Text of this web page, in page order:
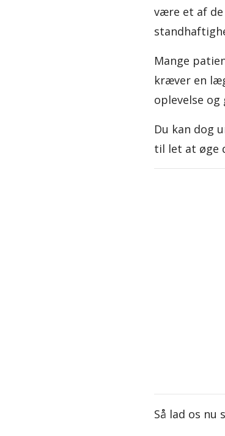
være et af
Mange
kræver en
oplevelse
Du kan dog
til let at øge
Så lad os nu